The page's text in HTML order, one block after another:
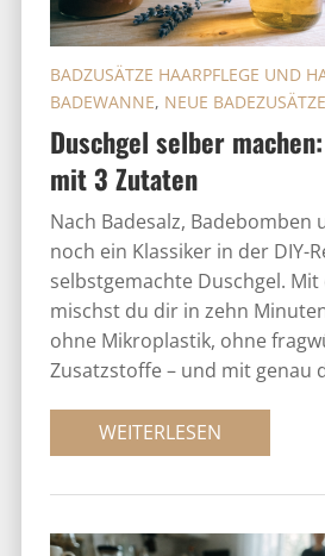
Duschgel selber
mit 3 Zutaten
BADZUSÄTZE HAARPFLEGE UND
BADEWANNE, NEUE BADEZUSÄTZE
Nach Badesalz, Badebomben
noch ein Klassiker in der DIY-
selbstgemachte Duschgel.
mischst du dir in zehn
ohne Mikroplastik, ohne
Zusatzstoffe – und mit genau
WEITERLESEN